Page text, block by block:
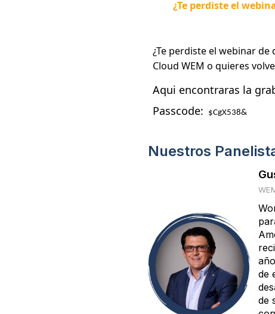
¿Te perdiste el
¿Te perdiste el webinar
Cloud WEM o quieres
Aqui encontraras la
Passcode:
$CgX538&
Nuestros
de
de